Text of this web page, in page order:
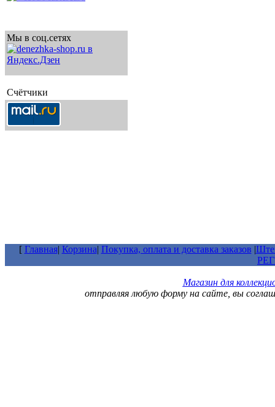
Мы в соц.сетях
Счётчики
[ Главная| Корзина| Покупка, оплата и доставка заказов |
Магазин для
отправляя любую форму на сайте, вы